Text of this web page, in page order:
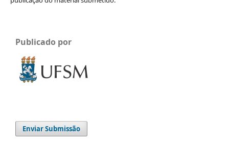
Publicado por
Enviar Submissão